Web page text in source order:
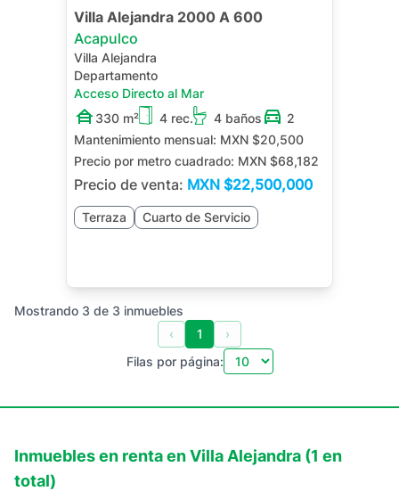
Villa Alejandra 2000 A 600
Acapulco
Villa Alejandra
Departamento
Acceso Directo al Mar
330 m²
4 rec. 4 baños
2
Mantenimiento mensual: MXN $20,500
Precio por metro cuadrado: MXN $68,182
Precio de venta: MXN $22,500,000
Terraza Cuarto de Servicio
Mostrando 3 de 3 inmuebles
‹
1
›
Filas por página:
Inmuebles en rentaenVilla Alejandra (1 en
total)